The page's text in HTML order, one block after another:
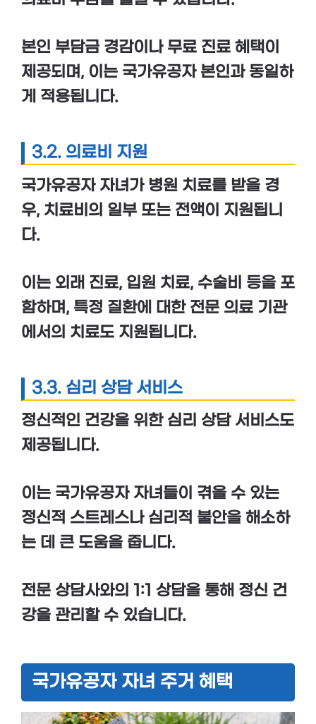
본인 부담금 경감이나 무료 진료 혜택이
제공되며, 이는 국가유공자 본인과 동일하
게 적용됩니다.
3.2. 의료비 지원
국가유공자 자녀가 병원 치료를 받을 경
우, 치료비의 일부 또는 전액이 지원됩니
다.
이는 외래 진료, 입원 치료, 수술비
등을 포
함하며, 특정 질환에 대한 전문 의료 기관
에서의 치료도 지원됩니다.
3.3. 심리 상담 서비스
정신적인 건강을 위한 심리 상담 서비스도
제공됩니다.
이는 국가유공자 자녀들이 겪을 수 있는
정신적 스트레스나 심리적 불안을 해소하
는 데 큰 도움을 줍니다.
전문 상담사와의 1:1 상담을 통해 정신 건
강을 관리할 수 있습니다.
국가유공자 자녀 주거 혜택